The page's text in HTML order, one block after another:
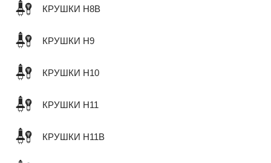
КРУШКИ H8B
КРУШКИ H9
КРУШКИ H10
КРУШКИ H11
КРУШКИ H11B